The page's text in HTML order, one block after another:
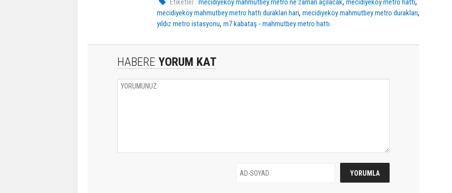
Etiketler : mecidiyeköy mahmutbey metro ne zaman açılacak mecidiyeköy metro hattı
mecidiyeköy mahmutbey metro hattı durakları hari, mecidiyeköy mahmutbey metro durakları,
yıldız metro istasyonu, m7 kabataş - mahmutbey metro hattı
HABERE YORUM KAT